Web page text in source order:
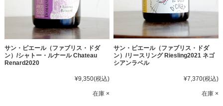
サン・ピエール（ファブリス・ドダ
ン）/シャトー・ルナール Chateau
Renard2020
¥9,350(税込)
在庫 ×
サン・ピエール（ファブリス・ドダ
ン）/リースリング Riesling2021 ネゴ
シアンラベル
¥7,370(税込)
在庫 ×